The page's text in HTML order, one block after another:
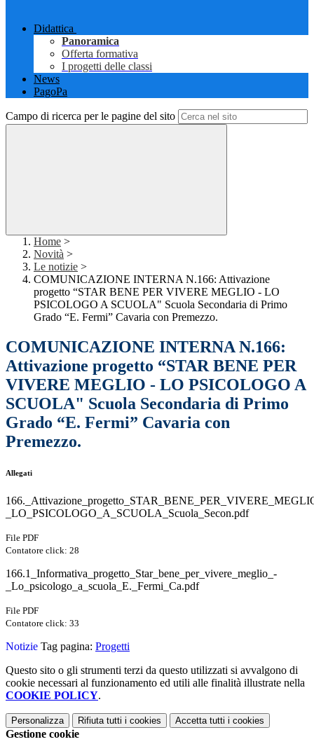
Didattica
Panoramica
Offerta formativa
I progetti delle classi
News
PagoPa
Campo di ricerca per le pagine del sito
Home >
Novità >
Le notizie >
COMUNICAZIONE INTERNA N.166: Attivazione
progetto “STAR BENE PER VIVERE MEGLIO - LO
PSICOLOGO A SCUOLA" Scuola Secondaria di Primo
Grado “E. Fermi” Cavaria con Premezzo.
COMUNICAZIONE INTERNA N.166:
Attivazione progetto “STAR BENE PER
VIVERE MEGLIO - LO PSICOLOGO A
SCUOLA" Scuola Secondaria di Primo
Grado “E. Fermi” Cavaria con
Premezzo.
Allegati
_LO_PSICOLOGO_A_SCUOLA_Scuola_Secon.pdf
File PDF
Contatore click: 28
166.1_Informativa_progetto_Star_bene_per_vivere_meglio_-
_Lo_psicologo_a_scuola_E._Fermi_Ca.pdf
File PDF
Contatore click: 33
Notizie Tag pagina: Progetti
Questo sito o gli strumenti terzi da questo utilizzati si avvalgono di
cookie necessari al funzionamento ed utili alle finalità illustrate nella
COOKIE POLICY.
Personalizza Rifiuta tutti i cookies Accetta tutti i cookies
Gestione cookie